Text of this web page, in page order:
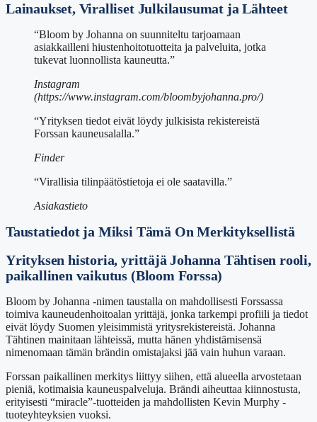
Lainaukset, Viralliset Julkilausumat ja Lähteet
“Bloom by Johanna on suunniteltu tarjoamaan
asiakkailleni hiustenhoitotuotteita ja palveluita, jotka
tukevat luonnollista kauneutta.”
Instagram
(https://www.instagram.com/bloombyjohanna.pro/)
“Yrityksen tiedot eivät löydy julkisista rekistereistä
Forssan kauneusalalla.”
Finder
“Virallisia tilinpäätöstietoja ei ole saatavilla.”
Asiakastieto
Taustatiedot ja Miksi Tämä On Merkityksellistä
Yrityksen historia, yrittäjä Johanna Tähtisen rooli,
paikallinen vaikutus (Bloom Forssa)
Bloom by Johanna -nimen taustalla on mahdollisesti Forssassa
toimiva kauneudenhoitoalan yrittäjä, jonka tarkempi profiili ja tiedot
eivät löydy Suomen yleisimmistä yritysrekistereistä. Johanna
Tähtinen mainitaan lähteissä, mutta hänen yhdistämisensä
nimenomaan tämän brändin omistajaksi jää vain huhun varaan.
Forssan paikallinen merkitys liittyy siihen, että alueella arvostetaan
pieniä, kotimaisia kauneuspalveluja. Brändi aiheuttaa kiinnostusta,
erityisesti “miracle”-tuotteiden ja mahdollisten Kevin Murphy -
tuoteyhteyksien vuoksi.